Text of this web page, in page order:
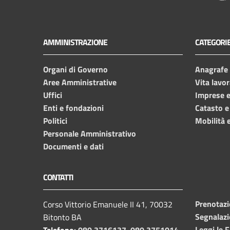
AMMINISTRAZIONE
Organi di Governo
Aree Amministrative
Uffici
Enti e fondazioni
Politici
Personale Amministrativo
Documenti e dati
Vita
Imprese
Catasto
Mobilità
CONTATTI
Corso Vittorio Emanuele II 41, 70032
Bitonto BA